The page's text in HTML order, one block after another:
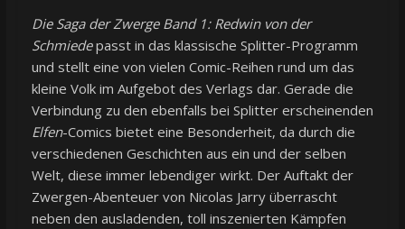
Die Saga der Zwerge Band 1: Redwin von der
Schmiedepasst in das klassische Splitter-Programm
und stellt eine von vielen Comic-Reihen rund um das
kleine Volk im Aufgebot des Verlags dar. Gerade die
Verbindung zu den ebenfalls bei Splitter erscheinenden
Elfen-Comics bietet eine Besonderheit, da durch die
verschiedenen Geschichten aus ein und der selben
Welt, diese immer lebendiger wirkt. Der Auftakt der
Zwergen-Abenteuer von Nicolas Jarry überrascht
neben den ausladenden, toll inszenierten Kämpfen